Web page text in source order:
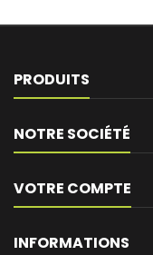
PRODUITS
NOTRE SOCIÉTÉ
VOTRE COMPTE
INFORMATIONS